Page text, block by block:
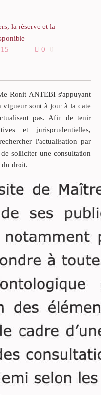
la réserve et la
réservataires
privilégiés
par la loi
incompressible
ne pourra
priver.
0 0
Ronit ANTEBI s'appuyant
vigueur sont à jour à la date
pas. Afin de tenir
et jurisprudentielles,
l'actualisation par
solliciter une consultation
du droit.